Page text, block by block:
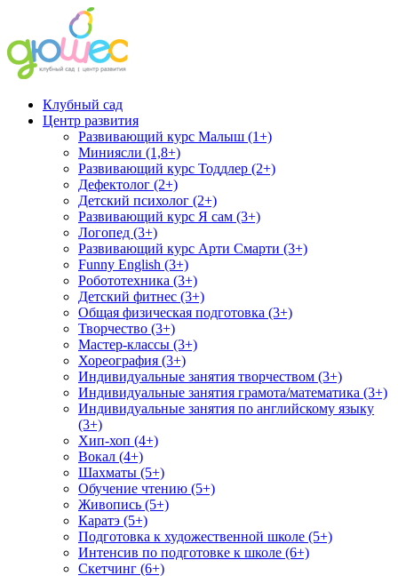
Клубный сад
Центр развития
Развивающий курс Малыш (1+)
Миниясли (1,8+)
Развивающий курс Тоддлер (2+)
Дефектолог (2+)
Детский психолог (2+)
Развивающий курс Я сам (3+)
Логопед (3+)
Развивающий курс Арти Смарти (3+)
Funny English (3+)
Робототехника (3+)
Детский фитнес (3+)
Общая физическая подготовка (3+)
Творчество (3+)
Мастер-классы (3+)
Хореография (3+)
Индивидуальные занятия творчеством (3+)
Индивидуальные занятия грамота/математика (3+)
Индивидуальные занятия по английскому языку
(3+)
Хип-хоп (4+)
Вокал (4+)
Шахматы (5+)
Обучение чтению (5+)
Живопись (5+)
Каратэ (5+)
Подготовка к художественной школе (5+)
Интенсив по подготовке к школе (6+)
Скетчинг (6+)